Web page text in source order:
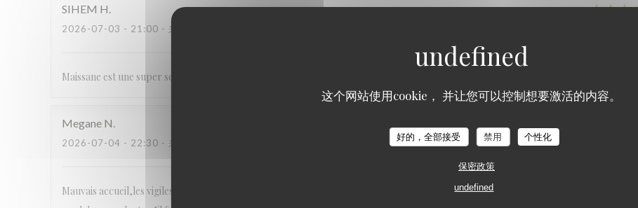
这个网站使用cookie， 并让您可以控制想要激活的内容。
好的，全部接受 禁用 个性化
保密政策
undefined
SIHEM H
2026-07-03 - 21:00 - 来宾 4
Maissane est une super serveuse! Agréable, gentille et tres pro! Merci a elle! Elle a rendu notre soirée encore plus agréable
Megane N
2026-07-04 - 22:30 - 来宾 6 服务: 1/5 氛围 : 1/5
Mauvais accueil,les vigiles sont très arrogants,serveuse pas professionnel, ont à été refusé juste parce l’une d’entre nous avait des